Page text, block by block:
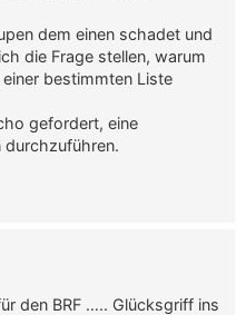
dem einen schadet und
die Frage stellen, warum
bestimmten Liste
gefordert, eine
den BRF ….. Glücksgriff ins